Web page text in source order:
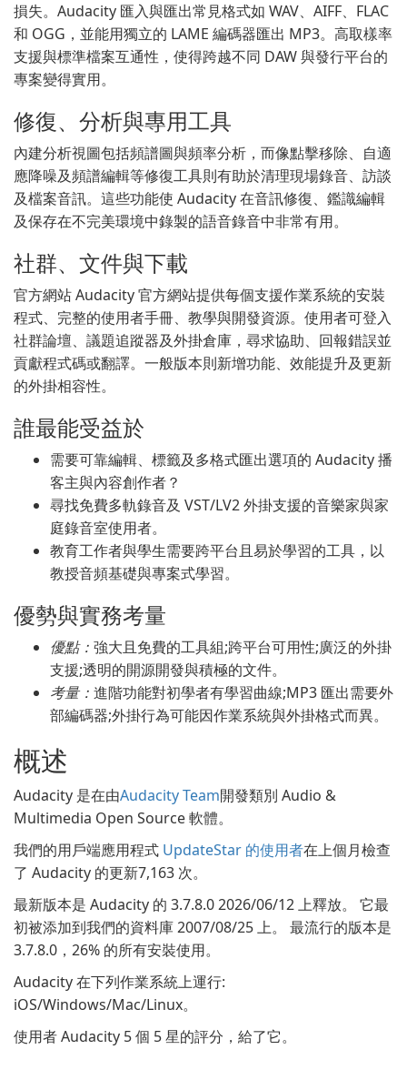
損失。Audacity 匯入與匯出常見格式如 WAV、AIFF、FLAC
和 OGG，並能用獨立的 LAME 編碼器匯出 MP3。高取樣率
支援與標準檔案互通性，使得跨越不同 DAW 與發行平台的
專案變得實用。
修復、分析與專用工具
內建分析視圖包括頻譜圖與頻率分析，而像點擊移除、自適
應降噪及頻譜編輯等修復工具則有助於清理現場錄音、訪談
及檔案音訊。這些功能使 Audacity 在音訊修復、鑑識編輯
及保存在不完美環境中錄製的語音錄音中非常有用。
社群、文件與下載
官方網站 Audacity 官方網站提供每個支援作業系統的安裝
程式、完整的使用者手冊、教學與開發資源。使用者可登入
社群論壇、議題追蹤器及外掛倉庫，尋求協助、回報錯誤並
貢獻程式碼或翻譯。一般版本則新增功能、效能提升及更新
的外掛相容性。
誰最能受益於
需要可靠編輯、標籤及多格式匯出選項的 Audacity 播
客主與內容創作者？
尋找免費多軌錄音及 VST/LV2 外掛支援的音樂家與家
庭錄音室使用者。
教育工作者與學生需要跨平台且易於學習的工具，以
教授音頻基礎與專案式學習。
優勢與實務考量
優點： 強大且免費的工具組;跨平台可用性;廣泛的外掛
支援;透明的開源開發與積極的文件。
考量： 進階功能對初學者有學習曲線;MP3 匯出需要外
部編碼器;外掛行為可能因作業系統與外掛格式而異。
概述
Audacity 是在由Audacity Team開發類別 Audio &
Multimedia Open Source 軟體。
我們的用戶端應用程式 UpdateStar 的使用者在上個月檢查
了 Audacity 的更新7,163 次。
最新版本是 Audacity 的 3.7.8.0 2026/06/12 上釋放。 它最
初被添加到我們的資料庫 2007/08/25 上。 最流行的版本是
3.7.8.0，26% 的所有安裝使用。
Audacity 在下列作業系統上運行:
iOS/Windows/Mac/Linux。
使用者 Audacity 5 個 5 星的評分，給了它。